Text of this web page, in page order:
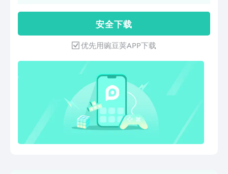
打扰（新闻资讯等），同时又不会错过重
要的通知提醒（短信、电话、邮件等）。
7.在上拨打电话您可以直接在AirDroid桌
面客户端上批量导入电话号码，单击以通
友通话和交谈。 AirDroid可帮助您避免
在手机上手动输入电话号码和可能出现错
误的麻烦，并提高效率。8.备份与同步您
可以将照片和视频自动从手机备份到计算
机。AirDroid 及其相关产品由 Sand
Studio 开发，未受 Google LLC、其安卓
商标或安卓产品的赞助、认可、授权，亦
与之无附属或关联之关系。
狂，却仍然难以解决问题。 从现在开
始，通过AirMirror提供的远程协助功
能，让您再无这些烦恼。 有了它，当父
母遇到手机问题时，你就能够在你的
Android设备上，直接看到他们的手机屏
幕画面，与他们实时语音，让您更快速地
帮助亲朋好友定位问题、解决问题。 *此
功能需要配合AirDroid Remote Support
客户端使用。功能特性：通过9位连接码
快速连接无需注册账户，您的家人或朋友
只要通过9位数字连接代码就能够与您建
安 全 下 载
优先用豌豆荚APP下载